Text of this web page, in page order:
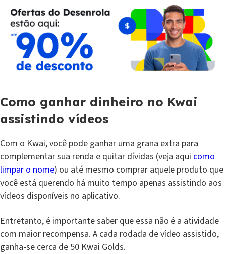
Como ganhar dinheiro no Kwai
assistindo vídeos
Com o Kwai, você pode ganhar uma grana extra para
complementar sua renda e quitar dívidas (veja aqui como
limpar o nome) ou até mesmo comprar aquele produto que
você está querendo há muito tempo apenas assistindo aos
vídeos disponíveis no aplicativo.
Entretanto, é importante saber que essa não é a atividade
com maior recompensa. A cada rodada de vídeo assistido,
ganha-se cerca de 50 Kwai Golds.